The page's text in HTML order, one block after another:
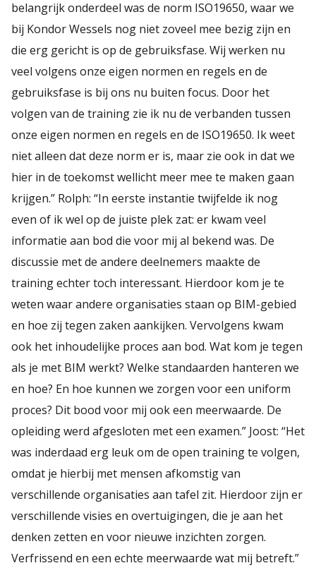
belangrijk onderdeel was de norm ISO19650, waar we
bij Kondor Wessels nog niet zoveel mee bezig zijn en
die erg gericht is op de gebruiksfase. Wij werken nu
veel volgens onze eigen normen en regels en de
gebruiksfase is bij ons nu buiten focus. Door het
volgen van de training zie ik nu de verbanden tussen
onze eigen normen en regels en de ISO19650. Ik weet
niet alleen dat deze norm er is, maar zie ook in dat we
hier in de toekomst wellicht meer mee te maken gaan
krijgen.” Rolph: “In eerste instantie twijfelde ik nog
even of ik wel op de juiste plek zat: er kwam veel
informatie aan bod die voor mij al bekend was. De
discussie met de andere deelnemers maakte de
training echter toch interessant. Hierdoor kom je te
weten waar andere organisaties staan op BIM-gebied
en hoe zij tegen zaken aankijken. Vervolgens kwam
ook het inhoudelijke proces aan bod. Wat kom je tegen
als je met BIM werkt? Welke standaarden hanteren we
en hoe? En hoe kunnen we zorgen voor een uniform
proces? Dit bood voor mij ook een meerwaarde. De
opleiding werd afgesloten met een examen.” Joost: “Het
was inderdaad erg leuk om de open training te volgen,
omdat je hierbij met mensen afkomstig van
verschillende organisaties aan tafel zit. Hierdoor zijn er
verschillende visies en overtuigingen, die je aan het
denken zetten en voor nieuwe inzichten zorgen.
Verfrissend en een echte meerwaarde wat mij betreft.”